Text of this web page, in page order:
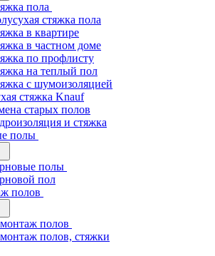
пола
стяжка пола
в квартире
в частном доме
по профлисту
на теплый пол
с шумоизоляцией
стяжка Knauf
старых полов
и стяжка
полы
полы
пол
полов
полов
полов, стяжки